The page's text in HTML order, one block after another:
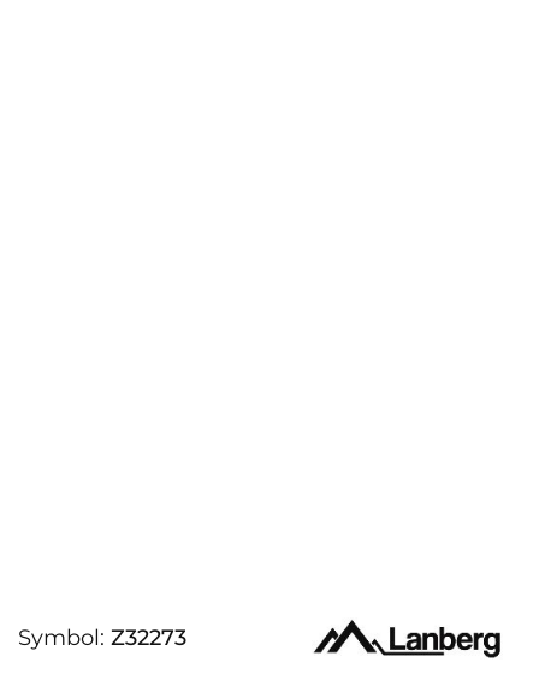
Symbol: Z32273